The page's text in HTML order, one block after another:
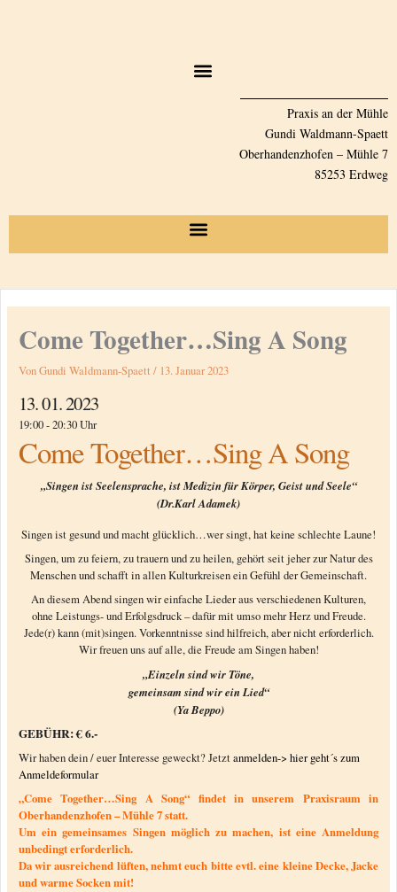
Praxis an der Mühle
Gundi Waldmann-Spaett
Oberhandenzhofen – Mühle 7
85253 Erdweg
Come Together…Sing A Song
VonGundi Waldmann-Spaett / 13. Januar 2023
13. 01. 2023
19:00 - 20:30 Uhr
Come Together…Sing A Song
„Singen ist Seelensprache, ist Medizin für Körper, Geist und Seele“
(Dr.Karl Adamek)
Singen ist gesund und macht glücklich…wer singt, hat keine schlechte Laune!
Singen, um zu feiern, zu trauern und zu heilen, gehört seit jeher zur Natur des
Menschen und schafft in allen Kulturkreisen ein Gefühl der Gemeinschaft.
An diesem Abend singen wir einfache Lieder aus verschiedenen Kulturen,
ohne Leistungs- und Erfolgsdruck – dafür mit umso mehr Herz und Freude.
Jede(r) kann (mit)singen. Vorkenntnisse sind hilfreich, aber nicht erforderlich.
Wir freuen uns auf alle, die Freude am Singen haben!
„Einzeln sind wir Töne,
gemeinsam sind wir ein Lied“
(Ya Beppo)
GEBÜHR: € 6.-
Wir haben dein / euer Interesse geweckt? Jetztanmelden-> hier geht´s zum
Anmeldeformular
„Come Together…Sing A Song“ findet in unserem Praxisraum in
Oberhandenzhofen – Mühle 7 statt.
Um ein gemeinsames Singen möglich zu machen, ist eine Anmeldung
unbedingt erforderlich.
Da wir ausreichend lüften, nehmt euch bitte evtl. eine kleine Decke, Jacke
und warme Socken mit!